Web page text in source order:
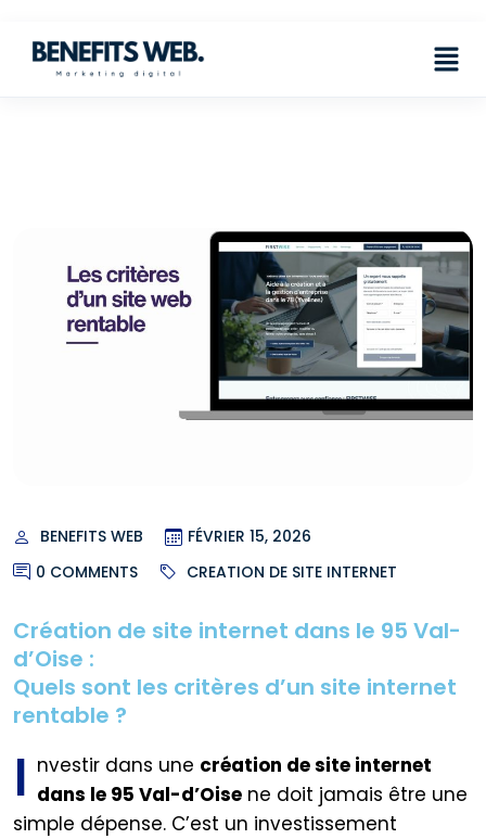
BENEFITS WEB
FÉVRIER 15, 2026
0 COMMENTS
CREATION DE SITE INTERNET
Création de site internet dans le 95 Val-
d’Oise :
Quels sont les critères d’un site internet
rentable ?
I nvestir dans une création de site internet
dans le 95 Val-d’Oise ne doit jamais être une
simple dépense. C’est un investissement